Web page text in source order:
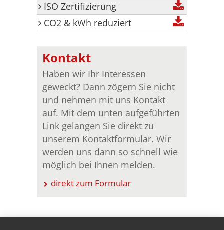
ISO Zertifizierung
CO2 & kWh reduziert
Kontakt
Haben wir Ihr Interessen
geweckt? Dann zögern Sie nicht
und nehmen mit uns Kontakt
auf. Mit dem unten aufgeführten
Link gelangen Sie direkt zu
unserem Kontaktformular. Wir
werden uns dann so schnell wie
möglich bei Ihnen melden.
direkt zum Formular